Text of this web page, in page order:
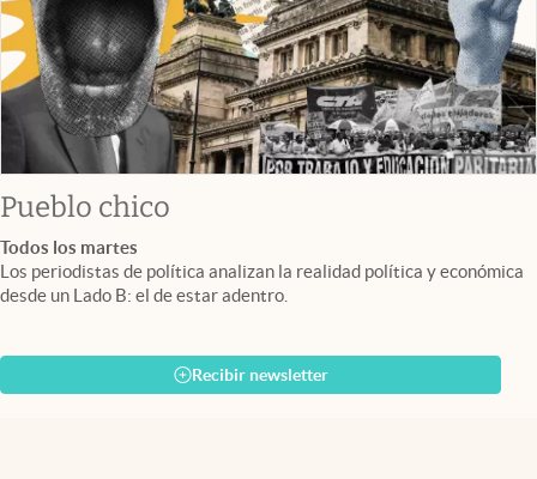
Pueblo chico
Todos los martes
Los periodistas de política analizan la realidad política y económica
desde un Lado B: el de estar adentro.
Recibir newsletter